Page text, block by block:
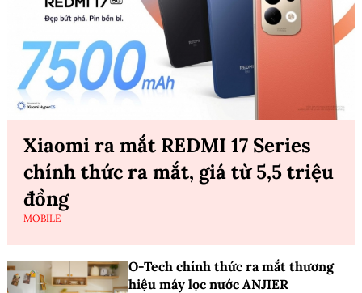
Xiaomi ra mắt REDMI 17 Series
chính thức ra mắt, giá từ 5,5 triệu
đồng
MOBILE
O-Tech chính thức ra mắt thương
hiệu máy lọc nước ANJIER